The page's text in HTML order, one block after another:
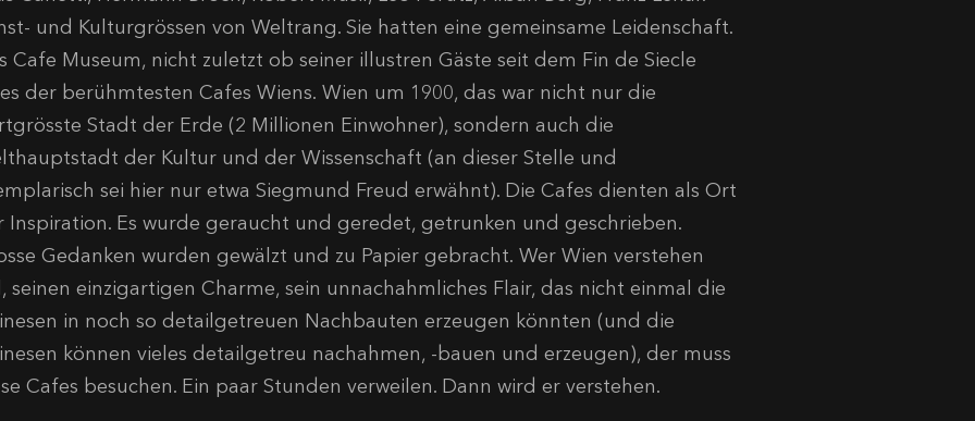
und Kulturgrössen von Weltrang. Sie hatten eine gemeinsame Leidenschaft.
Cafe Museum, nicht zuletzt ob seiner illustren Gäste seit dem Fin de Siecle
der berühmtesten Cafes Wiens. Wien um 1900, das war nicht nur die
Stadt der Erde (2 Millionen Einwohner), sondern auch die
der Kultur und der Wissenschaft (an dieser Stelle und
sei hier nur etwa Siegmund Freud erwähnt). Die Cafes dienten als Ort
Inspiration. Es wurde geraucht und geredet, getrunken und geschrieben.
Gedanken wurden gewälzt und zu Papier gebracht. Wer Wien verstehen
seinen einzigartigen Charme, sein unnachahmliches Flair, das nicht einmal die
in noch so detailgetreuen Nachbauten erzeugen könnten (und die
können vieles detailgetreu nachahmen, -bauen und erzeugen), der muss
Cafes besuchen. Ein paar Stunden verweilen. Dann wird er verstehen.